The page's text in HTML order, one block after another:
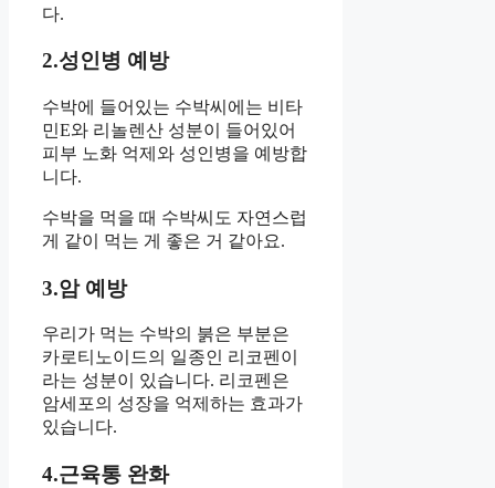
다.
2.성인병 예방
수박에 들어있는 수박씨에는 비타
민E와 리놀렌산 성분이 들어있어
피부 노화 억제와 성인병을 예방합
니다.
수박을 먹을 때 수박씨도 자연스럽
게 같이 먹는 게 좋은 거 같아요.
3.암 예방
우리가 먹는 수박의 붉은 부분은
카로티노이드의 일종인 리코펜이
라는 성분이 있습니다. 리코펜은
암세포의 성장을 억제하는 효과가
있습니다.
4.근육통 완화